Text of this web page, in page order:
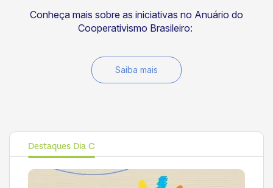
Conheça mais sobre as iniciativas no Anuário do
Cooperativismo Brasileiro:
Saiba mais
Destaques Dia C